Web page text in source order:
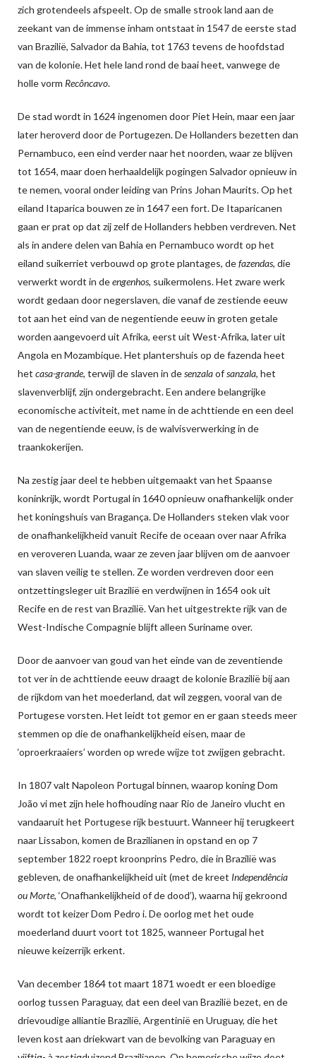
zich grotendeels afspeelt. Op de smalle strook land aan de
zeekant van de immense inham ontstaat in 1547 de eerste stad
van Brazilië, Salvador da Bahia, tot 1763 tevens de hoofdstad
van de kolonie. Het hele land rond de baai heet, vanwege de
holle vorm Recôncavo.
De stad wordt in 1624 ingenomen door Piet Hein, maar een jaar
later heroverd door de Portugezen. De Hollanders bezetten dan
Pernambuco, een eind verder naar het noorden, waar ze blijven
tot 1654, maar doen herhaaldelijk pogingen Salvador opnieuw in
te nemen, vooral onder leiding van Prins Johan Maurits. Op het
eiland Itaparica bouwen ze in 1647 een fort. De Itaparicanen
gaan er prat op dat zij zelf de Hollanders hebben verdreven. Net
als in andere delen van Bahia en Pernambuco wordt op het
eiland suikerriet verbouwd op grote plantages, defazendas, die
verwerkt wordt in deengenhos, suikermolens. Het zware werk
wordt gedaan door negerslaven, die vanaf de zestiende eeuw
tot aan het eind van de negentiende eeuw in groten getale
worden aangevoerd uit Afrika, eerst uit West-Afrika, later uit
Angola en Mozambique. Het plantershuis op de fazenda heet
het casa-grande, terwijl de slaven in desenzalaofsanzala, het
slavenverblijf, zijn ondergebracht. Een andere belangrijke
economische activiteit, met name in de achttiende en een deel
van de negentiende eeuw, is de walvisverwerking in de
traankokerijen.
Na zestig jaar deel te hebben uitgemaakt van het Spaanse
koninkrijk, wordt Portugal in 1640 opnieuw onafhankelijk onder
het koningshuis van Bragança. De Hollanders steken vlak voor
de onafhankelijkheid vanuit Recife de oceaan over naar Afrika
en veroveren Luanda, waar ze zeven jaar blijven om de aanvoer
van slaven veilig te stellen. Ze worden verdreven door een
ontzettingsleger uit Brazilië en verdwijnen in 1654 ook uit
Recife en de rest van Brazilië. Van het uitgestrekte rijk van de
West-Indische Compagnie blijft alleen Suriname over.
Door de aanvoer van goud van het einde van de zeventiende
tot ver in de achttiende eeuw draagt de kolonie Brazilië bij aan
de rijkdom van het moederland, dat wil zeggen, vooral van de
Portugese vorsten. Het leidt tot gemor en er gaan steeds meer
stemmen op die de onafhankelijkheid eisen, maar de
‘oproerkraaiers’ worden op wrede wijze tot zwijgen gebracht.
In 1807 valt Napoleon Portugal binnen, waarop koning Dom
João vi met zijn hele hofhouding naar Rio de Janeiro vlucht en
vandaaruit het Portugese rijk bestuurt. Wanneer hij terugkeert
naar Lissabon, komen de Brazilianen in opstand en op 7
september 1822 roept kroonprins Pedro, die in Brazilië was
gebleven, de onafhankelijkheid uit (met de kreet Independência
ou Morte, ‘Onafhankelijkheid of de dood’), waarna hij gekroond
wordt tot keizer Dom Pedro i. De oorlog met het oude
moederland duurt voort tot 1825, wanneer Portugal het
nieuwe keizerrijk erkent.
Van december 1864 tot maart 1871 woedt er een bloedige
oorlog tussen Paraguay, dat een deel van Brazilië bezet, en de
drievoudige alliantie Brazilië, Argentinië en Uruguay, die het
leven kost aan driekwart van de bevolking van Paraguay en